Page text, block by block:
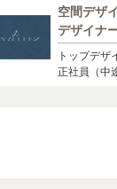
空間デザ
デザイナ
将来の事
トップデザ
正社員（中